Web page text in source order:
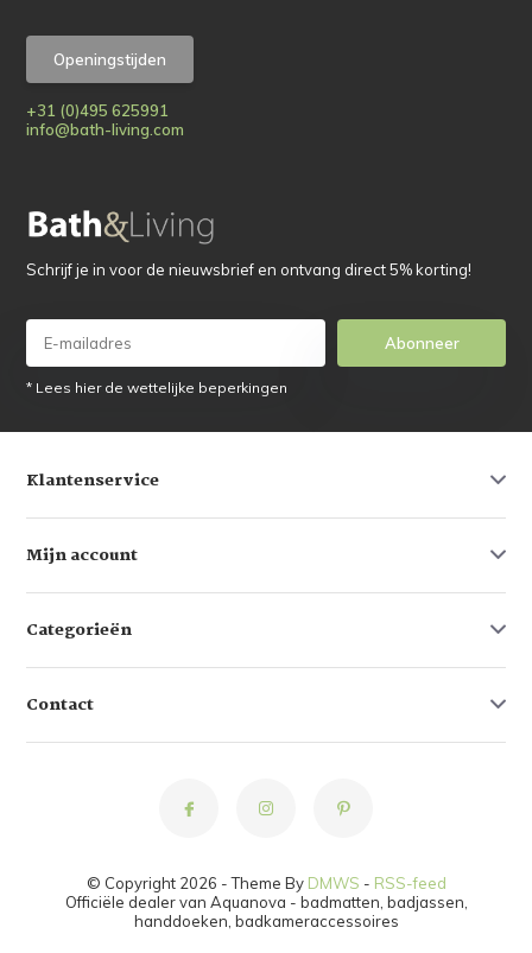
Openingstijden
+31 (0)495 625991
info@bath-living.com
Schrijf je in voor de nieuwsbrief en ontvang direct 5% korting!
Abonneer
* Lees hier de wettelijke beperkingen
Klantenservice
Mijn account
Categorieën
Contact
© Copyright 2026 - Theme By DMWS - RSS-feed
Officiële dealer van Aquanova - badmatten, badjassen,
handdoeken, badkameraccessoires